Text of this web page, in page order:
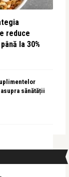
reduce
la 30%
sănătății